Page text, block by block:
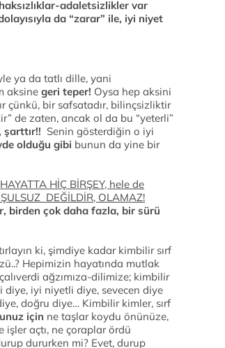
adaletsizlikler var
da “zarar” ile, iyi niyet
ya da tatlı dille, yani
aksine geri teper! Oysa hep aksini
çünkü, bir safsatadır, bilinçsizliktir
de zaten, ancak ol da bu “yeterli”
şarttır!! Senin gösterdiğin o iyi
olduğu gibi bunun da yine bir
HAYATTA HİÇ BİRŞEY, hele de
DEĞİLDİR, OLAMAZ!
birden çok daha fazla, bir sürü
ki, şimdiye kadar kimbilir sırf
Hepimizin hayatında mutlak
ağzımıza-dilimize; kimbilir
iyi niyetli diye, sevecen diye
doğru diye… Kimbilir kimler, sırf
için ne taşlar koydu önünüze,
işler açtı, ne çoraplar ördü
dururken mi? Evet, durup